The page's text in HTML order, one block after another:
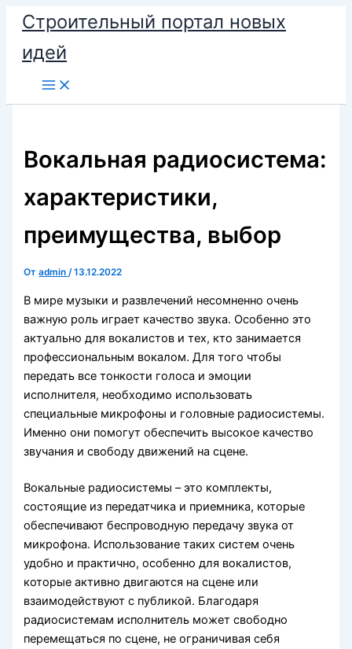
Перейти
содержимому
Строительный портал новых
идей
Вокальная радиосистема:
характеристики,
преимущества, выбор
Отadmin/13.12.2022
В мире музыки и развлечений несомненно очень
важную роль играет качество звука. Особенно это
актуально для вокалистов и тех, кто занимается
профессиональным вокалом. Для того чтобы
передать все тонкости голоса и эмоции
исполнителя, необходимо использовать
специальные микрофоны и головные радиосистемы.
Именно они помогут обеспечить высокое качество
звучания и свободу движений на сцене.
Вокальные радиосистемы – это комплекты,
состоящие из передатчика и приемника, которые
обеспечивают беспроводную передачу звука от
микрофона. Использование таких систем очень
удобно и практично, особенно для вокалистов,
которые активно двигаются на сцене или
взаимодействуют с публикой. Благодаря
радиосистемам исполнитель может свободно
перемещаться по сцене, не ограничивая себя